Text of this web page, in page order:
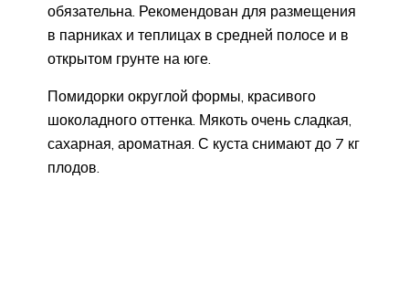
обязательна. Рекомендован для размещения
в парниках и теплицах в средней полосе и в
открытом грунте на юге.
Помидорки округлой формы, красивого
шоколадного оттенка. Мякоть очень сладкая,
сахарная, ароматная. С куста снимают до 7 кг
плодов.